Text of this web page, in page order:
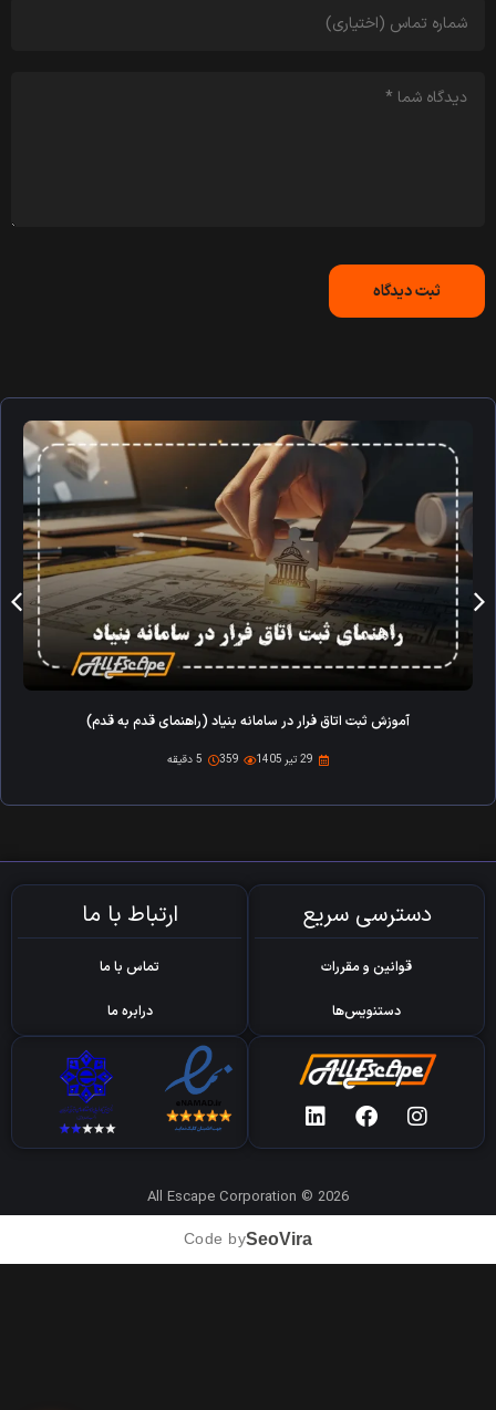
ثبت دیدگاه
آموزش ثبت اتاق فرار در سامانه بنیاد (راهنمای قدم به قدم)
29 تیر 1405 359 5 دقیقه
دسترسی سریع
قوانین و مقررات
دستنویس‌ها
ارتباط با ما
تماس با ما
درابره ما
All Escape Corporation © 2026
Code bySeoVira